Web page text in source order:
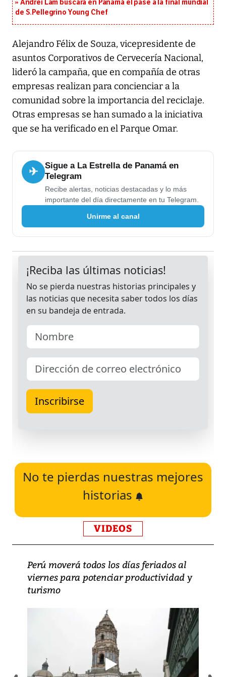
Andrei Lam buscará en Panamá el pase a la final mundial
de S.Pellegrino Young Chef
Alejandro Félix de Souza, vicepresidente de
asuntos Corporativos de Cervecería Nacional,
lideró la campaña, que en compañía de otras
empresas realizan para concienciar a la
comunidad sobre la importancia del reciclaje.
Otras empresas se han sumado a la iniciativa
que se ha verificado en el Parque Omar.
✈
Sigue a La Estrella de Panamá en
Telegram
Recibe alertas, noticias destacadas y lo más
importante del día directamente en tu Telegram.
Unirme al canal
No te pierdas nuestras mejores
historias
VIDEOS
Perú moverá todos los días feriados al
viernes para potenciar productividad y
turismo